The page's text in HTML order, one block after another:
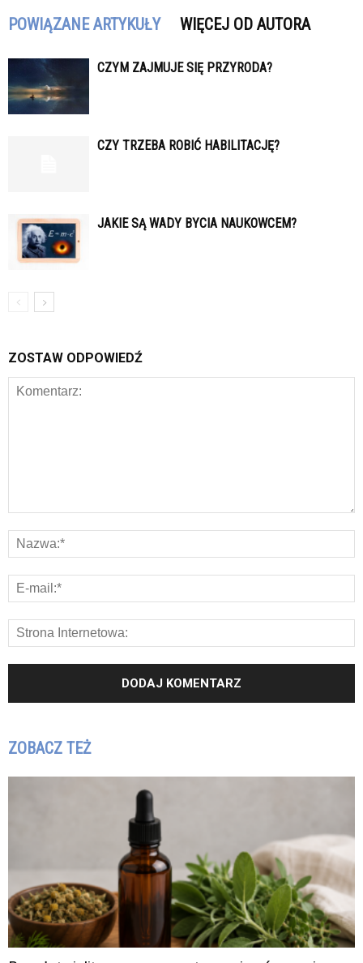
POWIĄZANE ARTYKUŁY WIĘCEJ OD AUTORA
CZYM ZAJMUJE SIĘ PRZYRODA?
CZY TRZEBA ROBIĆ HABILITACJĘ?
JAKIE SĄ WADY BYCIA NAUKOWCEM?
ZOSTAW ODPOWIEDŹ
ZOBACZ TEŻ